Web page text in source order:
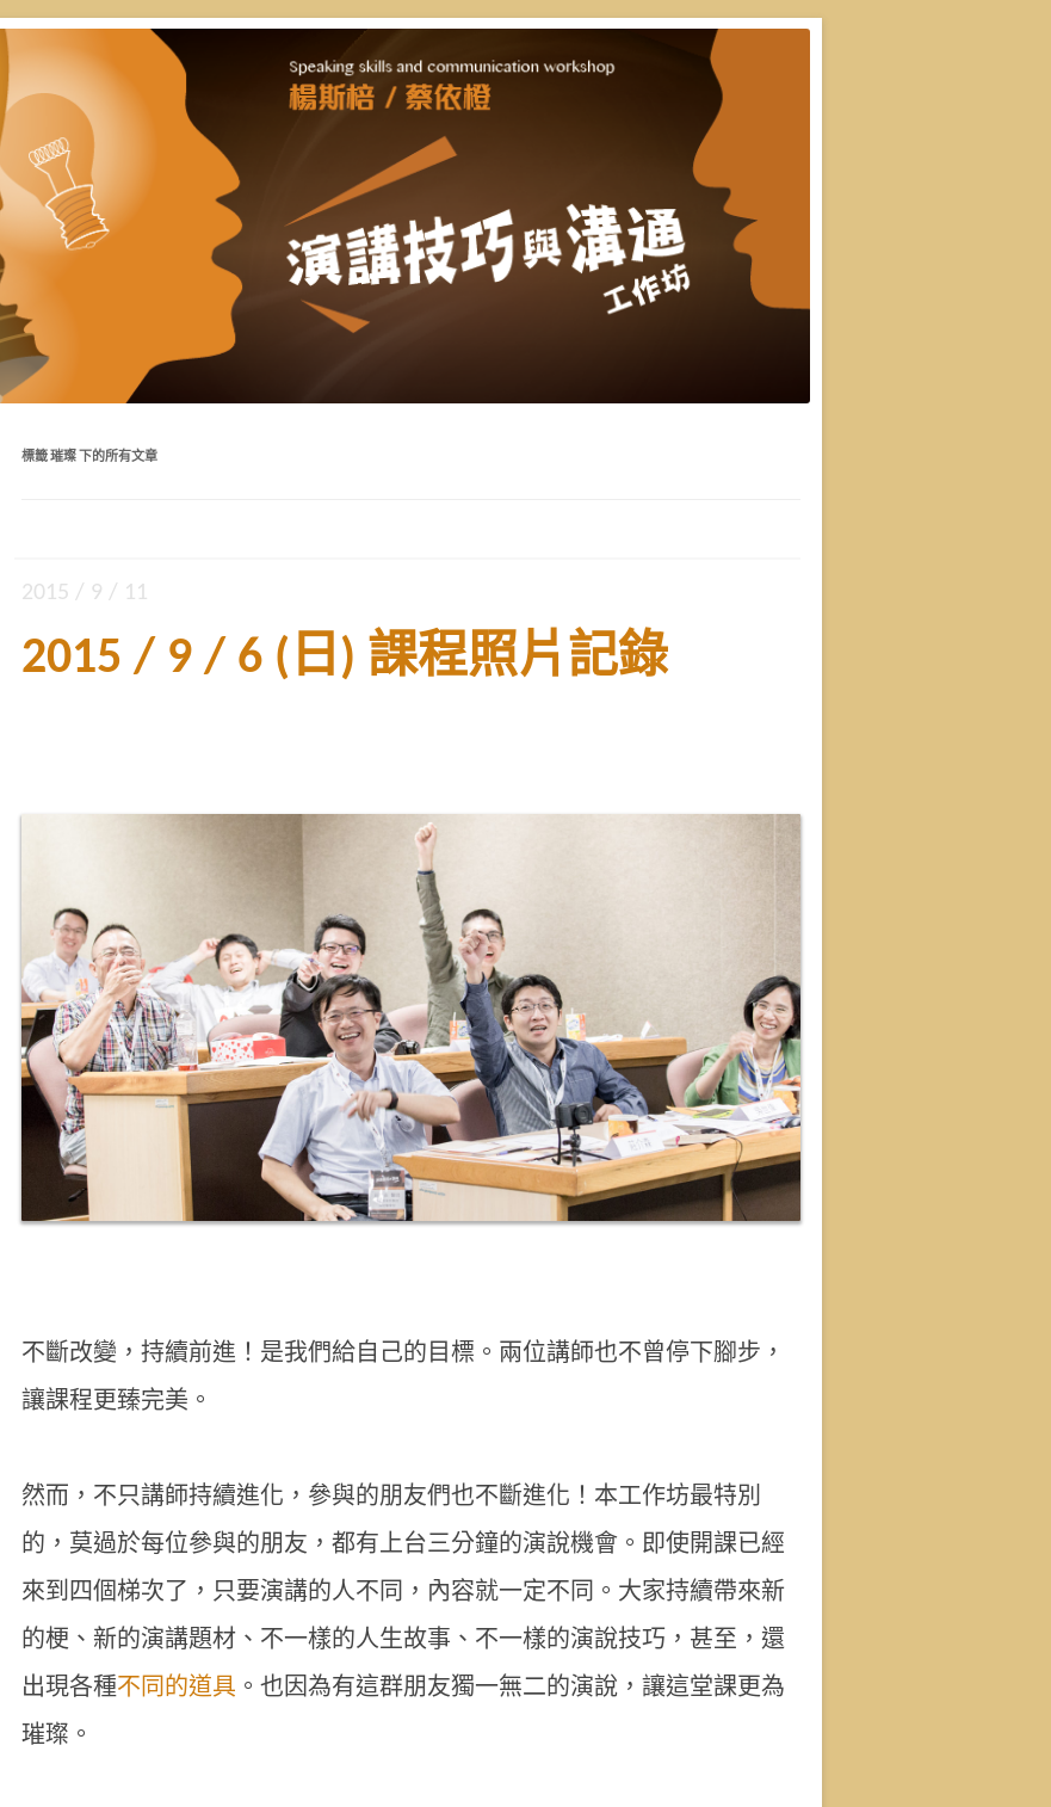
工作坊 | 新思惟國際
授，理念型與專業型演講的規劃重點，並有實際上台互動機會，讓你
備。
標籤璀璨 下的所有文章
2015 / 9 / 11
2015 / 9 / 6 (日) 課程照片記錄
不斷改變，持續前進！是我們給自己的目標。兩位講師也不曾停下腳步，
讓課程更臻完美。
然而，不只講師持續進化，參與的朋友們也不斷進化！本工作坊最特別
的，莫過於每位參與的朋友，都有上台三分鐘的演說機會。即使開課已經
來到四個梯次了，只要演講的人不同，內容就一定不同。大家持續帶來新
的梗、新的演講題材、不一樣的人生故事、不一樣的演說技巧，甚至，還
出現各種不同的道具 。也因為有這群朋友獨一無二的演說，讓這堂課更為
璀璨。